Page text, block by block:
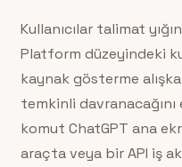
Kullanıcılar talimat
Platform düzeyindeki
kaynak gösterme
temkinli davranacağını
komut ChatGPT ana
araçta veya bir API iş